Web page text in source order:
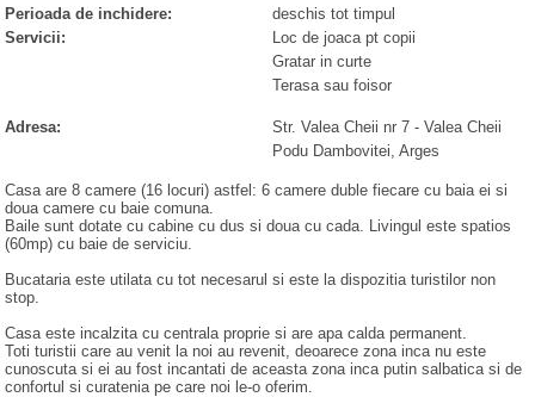
Perioada de inchidere:
deschis tot timpul
Servicii:
Loc de joaca pt copii
Gratar in curte
Terasa sau foisor
Adresa: Str. Valea Cheii nr 7 - Valea Cheii
Podu Dambovitei, Arges
Casa are 8 camere (16 locuri) astfel: 6 camere duble fiecare cu baia ei si
doua camere cu baie comuna.
Baile sunt dotate cu cabine cu dus si doua cu cada. Livingul este spatios
(60mp) cu baie de serviciu.
Bucataria este utilata cu tot necesarul si este la dispozitia turistilor non
stop.
Casa este incalzita cu centrala proprie si are apa calda permanent.
Toti turistii care au venit la noi au revenit, deoarece zona inca nu este
cunoscuta si ei au fost incantati de aceasta zona inca putin salbatica si de
confortul si curatenia pe care noi le-o oferim.